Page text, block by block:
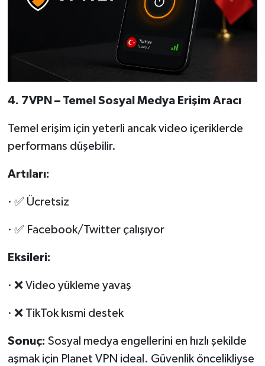
4. 7VPN – Temel Sosyal Medya Erişim Aracı
Temel erişim için yeterli ancak video içeriklerde
performans düşebilir.
Artıları:
· ✅ Ücretsiz
· ✅ Facebook/Twitter çalışıyor
Eksileri:
· ❌ Video yükleme yavaş
· ❌ TikTok kısmi destek
Sonuç: Sosyal medya engellerini en hızlı şekilde
aşmak için Planet VPN ideal. Güvenlik öncelikliyse